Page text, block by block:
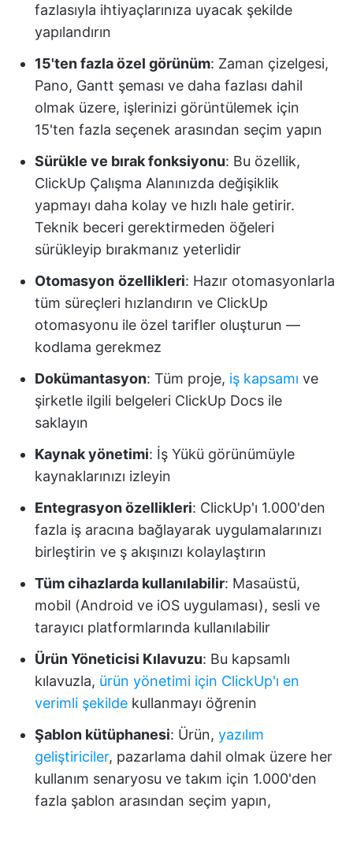
fazlasıyla ihtiyaçlarınıza uyacak şekilde
yapılandırın
15'ten fazla özel görünüm: Zaman çizelgesi,
Pano, Gantt şeması ve daha fazlası dahil
olmak üzere, işlerinizi görüntülemek için
15'ten fazla seçenek arasından seçim yapın
Sürükle ve bırak fonksiyonu: Bu özellik,
ClickUp Çalışma Alanınızda değişiklik
yapmayı daha kolay ve hızlı hale getirir.
Teknik beceri gerektirmeden öğeleri
sürükleyip bırakmanız yeterlidir
Otomasyon özellikleri: Hazır otomasyonlarla
tüm süreçleri hızlandırın ve ClickUp
otomasyonu ile özel tarifler oluşturun —
kodlama gerekmez
Dokümantasyon: Tüm proje, iş kapsamı ve
şirketle ilgili belgeleri ClickUp Docs ile
saklayın
Kaynak yönetimi: İş Yükü görünümüyle
kaynaklarınızı izleyin
Entegrasyon özellikleri: ClickUp'ı 1.000'den
fazla iş aracına bağlayarak uygulamalarınızı
birleştirin ve ş akışınızı kolaylaştırın
Tüm cihazlarda kullanılabilir: Masaüstü,
mobil (Android ve iOS uygulaması), sesli ve
tarayıcı platformlarında kullanılabilir
Ürün Yöneticisi Kılavuzu: Bu kapsamlı
kılavuzla, ürün yönetimi için ClickUp'ı en
verimli şekilde kullanmayı öğrenin
Şablon kütüphanesi: Ürün, yazılım
geliştiriciler, pazarlama dahil olmak üzere her
kullanım senaryosu ve takım için 1.000'den
fazla şablon arasından seçim yapın,